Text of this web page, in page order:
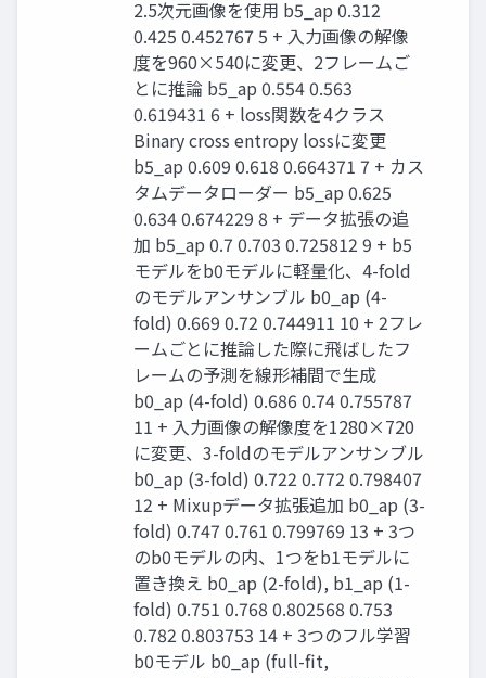
2.5次元画像を使用 b5_ap 0.312
0.425 0.452767 5 + 入力画像の解像
度を960×540に変更、2フレームご
とに推論 b5_ap 0.554 0.563
0.619431 6 + loss関数を4クラス
Binary cross entropy lossに変更
b5_ap 0.609 0.618 0.664371 7 + カス
タムデータローダー b5_ap 0.625
0.634 0.674229 8 + データ拡張の追
加 b5_ap 0.7 0.703 0.725812 9 + b5
モデルをb0モデルに軽量化、4-fold
のモデルアンサンブル b0_ap (4-
fold) 0.669 0.72 0.744911 10 + 2フレ
ームごとに推論した際に飛ばしたフ
レームの予測を線形補間で生成
b0_ap (4-fold) 0.686 0.74 0.755787
11 + 入力画像の解像度を1280×720
に変更、3-foldのモデルアンサンブル
b0_ap (3-fold) 0.722 0.772 0.798407
12 + Mixupデータ拡張追加 b0_ap (3-
fold) 0.747 0.761 0.799769 13 + 3つ
のb0モデルの内、1つをb1モデルに
置き換え b0_ap (2-fold), b1_ap (1-
fold) 0.751 0.768 0.802568 0.753
0.782 0.803753 14 + 3つのフル学習
b0モデル b0_ap (full-fit,